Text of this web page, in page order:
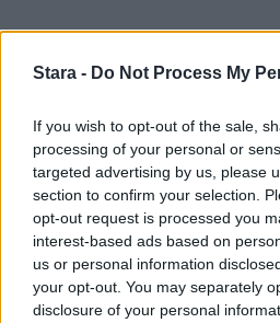
Stara - Do Not Process My
If you wish to opt-out of the sale,
processing of your personal or
targeted advertising by us, please
section to confirm your selection.
opt-out request is processed you
interest-based ads based on
us or personal information
your opt-out. You may separately
disclosure of your personal